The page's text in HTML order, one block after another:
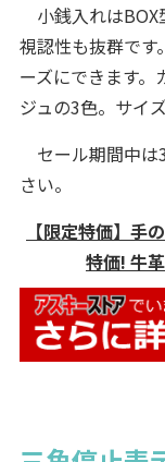
小銭入れはBOX
視認性も抜群で
ーズにできます。
ジュの3色。サイ
セール期間中は
さい。
【限定特価】手
特価! 牛